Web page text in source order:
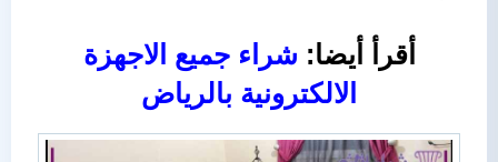
أقرأ أيضا: شراء جميع الاجهزة
الالكترونية بالرياض